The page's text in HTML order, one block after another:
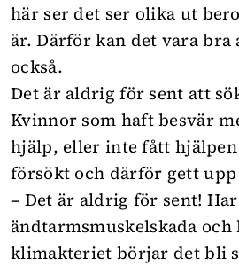
här ser det ser olika ut
är. Därför kan det vara bra
också.
Det är aldrig för sent att
Kvinnor som haft besvär
hjälp, eller inte fått
försökt och därför gett
– Det är aldrig för sent!
ändtarmsmuskelskada
klimakteriet börjar det bli